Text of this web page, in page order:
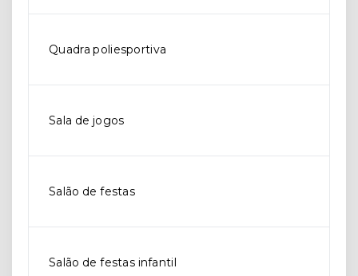
Quadra poliesportiva
Sala de jogos
Salão de festas
Salão de festas infantil